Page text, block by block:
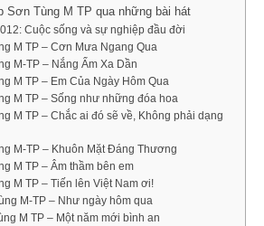
Sơn Tùng M TP qua những bài hát
Cuộc sống và sự nghiệp đầu đời
M TP – Cơn Mưa Ngang Qua
M-TP – Nắng Ấm Xa Dần
M TP – Em Của Ngày Hôm Qua
M TP – Sống như những đóa hoa
M TP – Chắc ai đó sẽ về, Không phải dạng
M-TP – Khuôn Mặt Đáng Thương
M TP – Âm thầm bên em
M TP – Tiến lên Việt Nam ơi!
M-TP – Như ngày hôm qua
M TP – Một năm mới bình an